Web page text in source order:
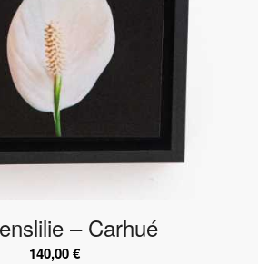
– Carhué
140,00€